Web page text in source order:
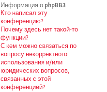
Информация о phpBB3
Кто написал эту
конференцию?
Почему здесь нет такой-то
функции?
С кем можно связаться по
вопросу некорректного
использования и/или
юридических вопросов,
связанных с этой
конференцией?